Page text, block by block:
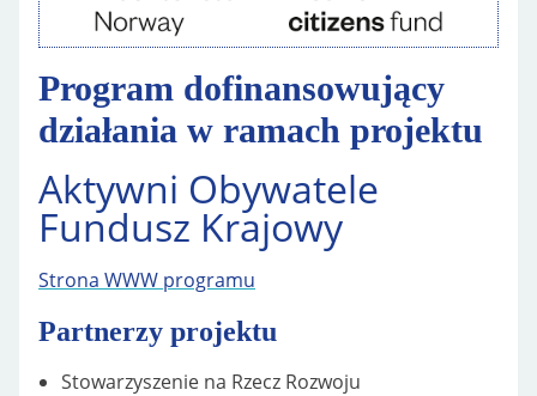
Program dofinansowujący
działania w ramach projektu
Aktywni Obywatele
Fundusz Krajowy
Strona WWW programu
Partnerzy projektu
Stowarzyszenie na Rzecz Rozwoju